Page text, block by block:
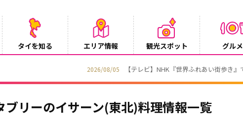
タイを知る エリア情報 観光スポット グルメ
】NHK『世界ふれあい街歩き』でタイ・プーケットが紹介されます
ブリーのイサーン(東北)料理情報一覧